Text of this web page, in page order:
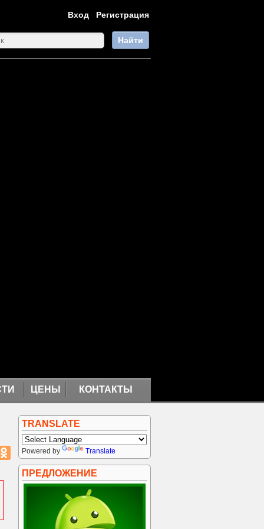
Вход Регистрация
Найти
ЦЕНЫ КОНТАКТЫ
TRANSLATE
Powered by Translate
ПРЕДЛОЖЕНИЕ